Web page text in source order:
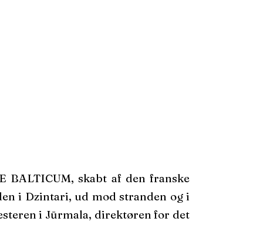
skabt af den franske
i Dzintari, ud mod stranden og i
i Jūrmala, direktøren for det